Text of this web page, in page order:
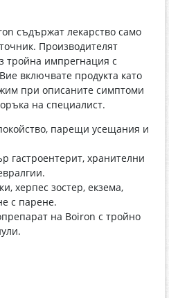
съдържат лекарство само
Производителят
тройна импрегнация с
включвате продукта като
при описаните симптоми
на специалист.
парещи усещания и
гастроентерит, хранителни
херпес зостер, екзема,
с парене.
на Boiron с тройно